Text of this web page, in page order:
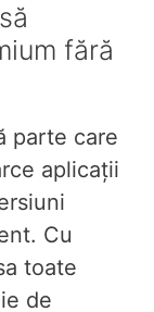
fără
parte care
aplicații
Cu
toate
de